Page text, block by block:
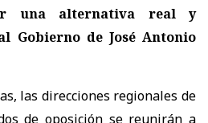
una alternativa real y
Gobierno de José Antonio
las direcciones regionales de
de oposición se reunirán a